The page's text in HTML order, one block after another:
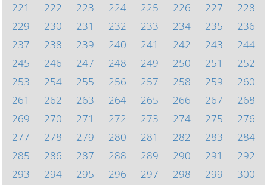
221
222 223 224 225 226 227
228
229
230 231 232 233 234 235
236
237
238 239 240 241 242 243
244
245
246 247 248 249 250 251
252
253
254 255 256 257 258 259
260
261
262 263 264 265 266 267
268
269
270 271 272 273 274 275
276
277
278 279 280 281 282 283
284
285
286 287 288 289 290 291
292
293
294 295 296 297 298 299
300